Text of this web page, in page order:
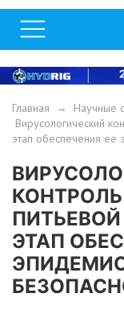
Главная → Научные
Вирусологический
этап обеспечения ее
ЭТАП